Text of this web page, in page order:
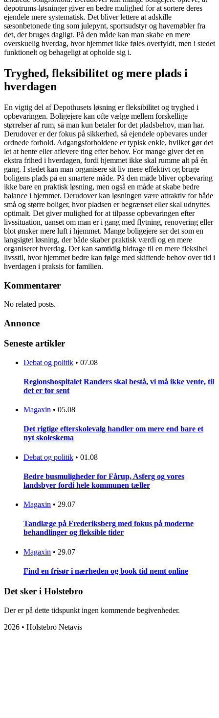
depotrums-løsninger giver en bedre mulighed for at sortere deres
ejendele mere systematisk. Det bliver lettere at adskille
sæsonbetonede ting som julepynt, sportsudstyr og havemøbler fra
det, der bruges dagligt. På den måde kan man skabe en mere
overskuelig hverdag, hvor hjemmet ikke føles overfyldt, men i stedet
funktionelt og behageligt at opholde sig i.
Tryghed, fleksibilitet og mere plads i
hverdagen
En vigtig del af Depothusets løsning er fleksibilitet og tryghed i
opbevaringen. Boligejere kan ofte vælge mellem forskellige
størrelser af rum, så man kun betaler for det pladsbehov, man har.
Derudover er der fokus på sikkerhed, så ejendele opbevares under
ordnede forhold. Adgangsforholdene er typisk enkle, hvilket gør det
let at hente eller aflevere ting efter behov. For mange giver det en
ekstra frihed i hverdagen, fordi hjemmet ikke skal rumme alt på én
gang. I stedet kan man organisere sit liv mere effektivt og bruge
boligens plads på en smartere måde. På den måde bliver opbevaring
ikke bare en praktisk løsning, men også en måde at skabe bedre
balance i hjemmet. Derudover kan løsningen være attraktiv for både
små og større boliger, hvor pladsen er begrænset eller skal udnyttes
optimalt. Det giver mulighed for at tilpasse opbevaringen efter
livssituation, uanset om man er i gang med flytning, renovering eller
blot ønsker mere luft i hjemmet. Mange boligejere ser det som en
langsigtet løsning, der både skaber praktisk værdi og en mere
organiseret hverdag. Det kan samtidig bidrage til en mere fleksibel
livsstil, hvor hjemmet bedre kan følge med skiftende behov over tid i
hverdagen i praksis for familien.
Kommentarer
No related posts.
Annonce
Seneste artikler
Debat og politik • 07.08
Regionshospitalet Randers skal bestå, vi må ikke vente, til
det er for sent
Magaxin • 05.08
Det rigtige efterskolevalg handler om mere end bare et
nyt skoleskema
Debat og politik • 01.08
Bedre busmuligheder for Fårup, Asferg og vores
landsbyer fordi hele kommunen tæller
Magaxin • 29.07
Tandlæge på Frederiksberg med fokus på moderne
behandlinger og fleksible tider
Magaxin • 29.07
Find en frisør i nærheden og book tid nemt online
Det sker i Holstebro
Der er på dette tidspunkt ingen kommende begivenheder.
2026 • Holstebro Netavis